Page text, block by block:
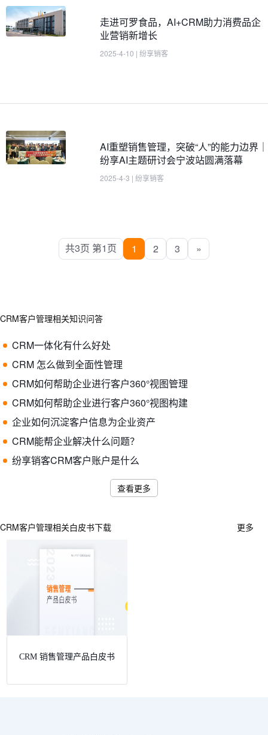
走进可罗食品，AI+CRM助力消费品企
业营销新增长
2025-4-10 | 纷享销客
AI重塑销售管理，突破“人”的能力边界｜
纷享AI主题研讨会宁波站圆满落幕
2025-4-3 | 纷享销客
共3页 第1页 1 2 3 »
CRM客户管理相关知识问答
CRM一体化有什么好处
CRM 怎么做到全面性管理
CRM如何帮助企业进行客户360°视图管理
CRM如何帮助企业进行客户360°视图构建
企业如何沉淀客户信息为企业资产
CRM能帮企业解决什么问题？
纷享销客CRM客户账户是什么
查看更多
CRM客户管理相关白皮书下载 更多
CRM 销售管理产品白皮书